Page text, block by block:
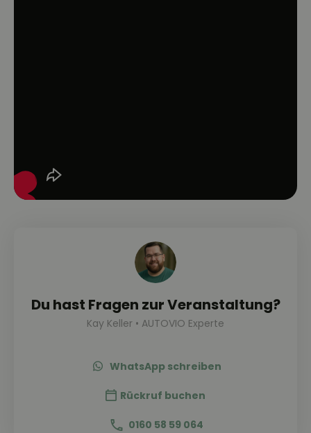
Du hast Fragen zur Veranstaltung?
Kay Keller • AUTOVIO Experte
WhatsApp schreiben
Rückruf buchen
0160 58 59 064